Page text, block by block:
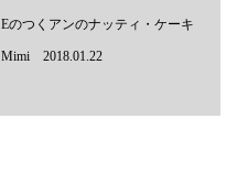
Eのつくアンのナッティ・ケーキ
Mimi 2018.01.22